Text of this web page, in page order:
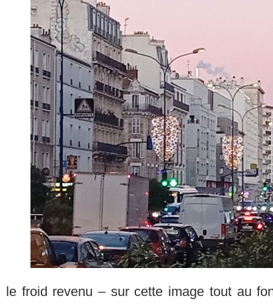
le froid revenu – sur cette image tout au